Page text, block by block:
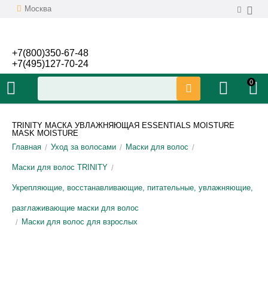
Москва
+7(800)350-67-48
+7(495)127-70-24
0
TRINITY МАСКА УВЛАЖНЯЮЩАЯ ESSENTIALS MOISTURE
MASK MOISTURE
Главная / Уход за волосами / Маски для волос /
Маски для волос TRINITY /
Укрепляющие, восстанавливающие, питательные, увлажняющие,
разглаживающие маски для волос
/ Маски для волос для взрослых